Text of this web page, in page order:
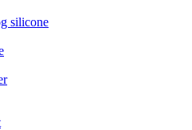
silicone